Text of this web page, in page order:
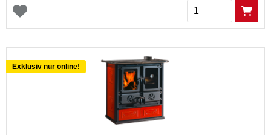
Menge
Exklusiv nur online!